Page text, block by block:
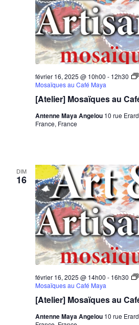
[Atelier] Mosaïques au
février 16, 2025 @ 10h00 - 12h30
Mosaïques au Café Maya
Antenne Maya Angelou 10 rue
France, France
DIM
16
[Atelier] Mosaïques au
février 16, 2025 @ 14h00 - 16h30
Mosaïques au Café Maya
Antenne Maya Angelou 10 rue